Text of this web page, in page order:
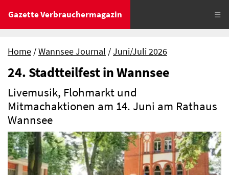
Gazette Verbrauchermagazin ☰
Home Wannsee Journal Juni/Juli 2026
24. Stadtteilfest in Wannsee
Livemusik, Flohmarkt und
Mitmachaktionen am 14. Juni am Rathaus
Wannsee